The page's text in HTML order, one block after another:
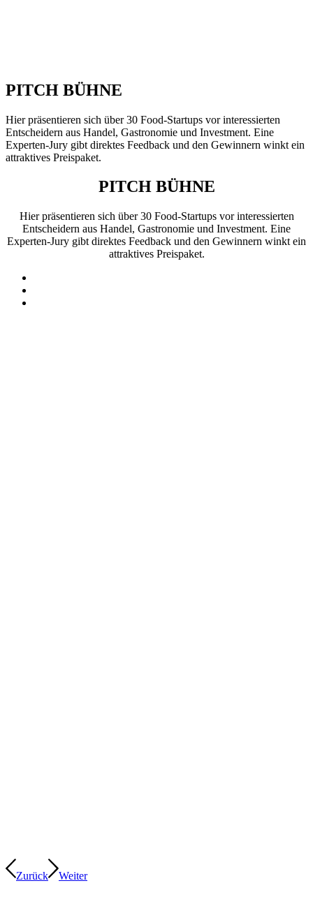
PITCH BÜHNE
Hier präsentieren sich über 30 Food-Startups vor interessierten
Entscheidern aus Handel, Gastronomie und Investment. Eine
Experten-Jury gibt direktes Feedback und den Gewinnern winkt ein
attraktives Preispaket.
PITCH BÜHNE
Hier präsentieren sich über 30 Food-Startups vor interessierten
Entscheidern aus Handel, Gastronomie und Investment. Eine
Experten-Jury gibt direktes Feedback und den Gewinnern winkt ein
attraktives Preispaket.
Zurück Weiter